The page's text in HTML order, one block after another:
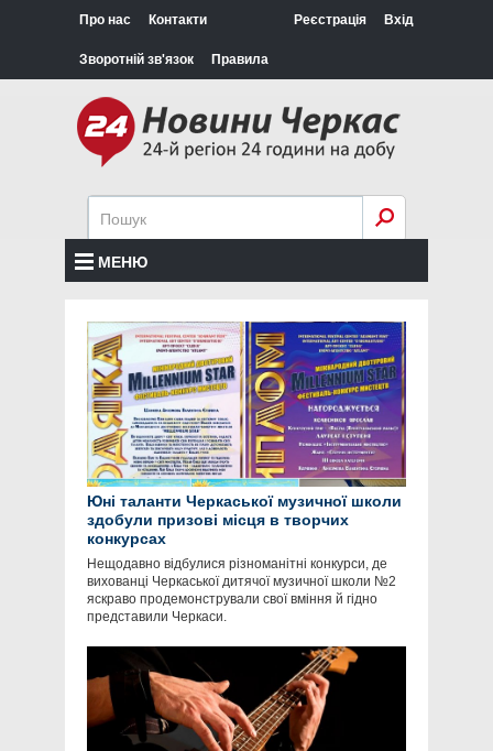
Про нас Контакти
Зворотній зв'язок Правила
Реєстрація Вхід
МЕНЮ
Юні таланти Черкаської музичної школи
здобули призові місця в творчих
конкурсах
Нещодавно відбулися різноманітні конкурси, де
вихованці Черкаської дитячої музичної школи №2
яскраво продемонстрували свої вміння й гідно
представили Черкаси.